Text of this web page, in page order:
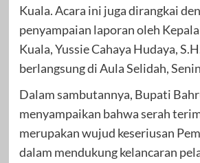
Kuala. Acara ini juga dirangkai
penyampaian laporan oleh
Kuala, Yussie Cahaya Hudaya,
berlangsung di Aula Selidah,
Dalam sambutannya, Bupati
menyampaikan bahwa serah
merupakan wujud keseriusan
dalam mendukung kelancaran